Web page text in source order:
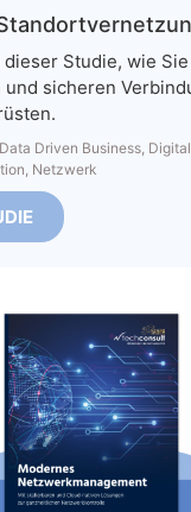
dieser Studie, wie
und sicheren
Driven Business, Digital
, Netzwerk